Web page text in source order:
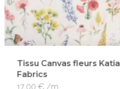
Tissu Canvas fleurs Katia
Fabrics
17,00 € /m